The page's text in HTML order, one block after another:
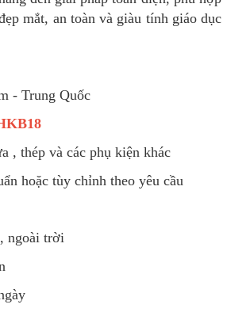
mắt, an toàn và giàu tính giáo dục
- Trung Quốc
, thép và các phụ kiện khác
hoặc tùy chỉnh theo yêu cầu
ngoài trời